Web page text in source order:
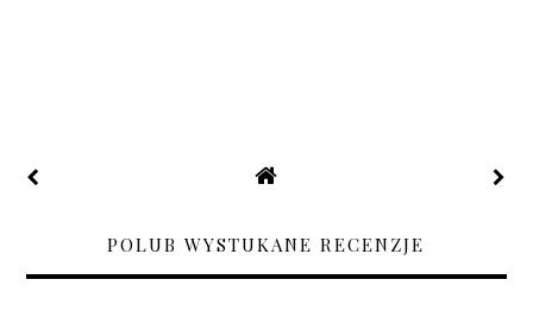
POLUB WYSTUKANE RECENZJE